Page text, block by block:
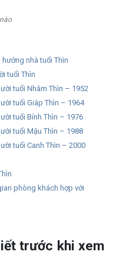
nhà tuổi Thìn
tuổi Thìn
tuổi Nhâm Thìn – 1952
tuổi Giáp Thìn – 1964
tuổi Bính Thìn – 1976
tuổi Mậu Thìn – 1988
tuổi Canh Thìn – 2000
phòng khách hợp với
trước khi xem